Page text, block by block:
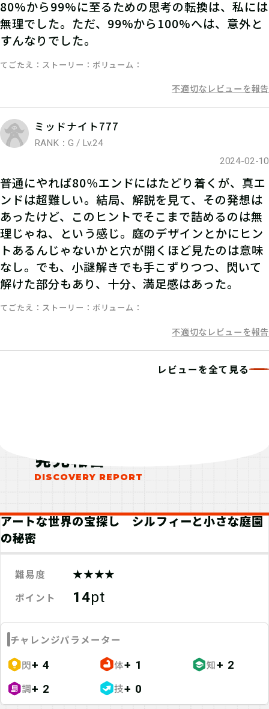
参加表明をして、クリア時に参加表明
報酬をGETしよう！
063.謎を解く
ストーリーを読んで謎を解こう！ひと
りでチャレンジするもよし、お友達や
家族と協力するのもよし！
4.答えを入力する
80%から99%に至るための思考の転換は、私には
無理でした。ただ、99%から100%へは、意外と
すんなりでした。
てごたえ ストーリー ボリューム
不適切なレビューを報告
ミッドナイト777
RANK：G / Lv.24
2024-02-10
普通にやれば80％エンドにはたどり着くが、真エ
ンドは超難しい。結局、解説を見て、その発想は
あったけど、このヒントでそこまで詰めるのは無
理じゃね、という感じ。庭のデザインとかにヒン
トあるんじゃないかと穴が開くほど見たのは意味
なし。でも、小謎解きでも手こずりつつ、閃いて
解けた部分もあり、十分、満足感はあった。
てごたえ ストーリー ボリューム
不適切なレビューを報告
レビューを全て見る
発見報告
アートな世界の宝探し シルフィーと小さな庭園
の秘密
難易度 ★★★★
ポイント 14pt
チャレンジパラメーター
閃+ 4 体+ 1 知+ 2
調+ 2 技+ 0